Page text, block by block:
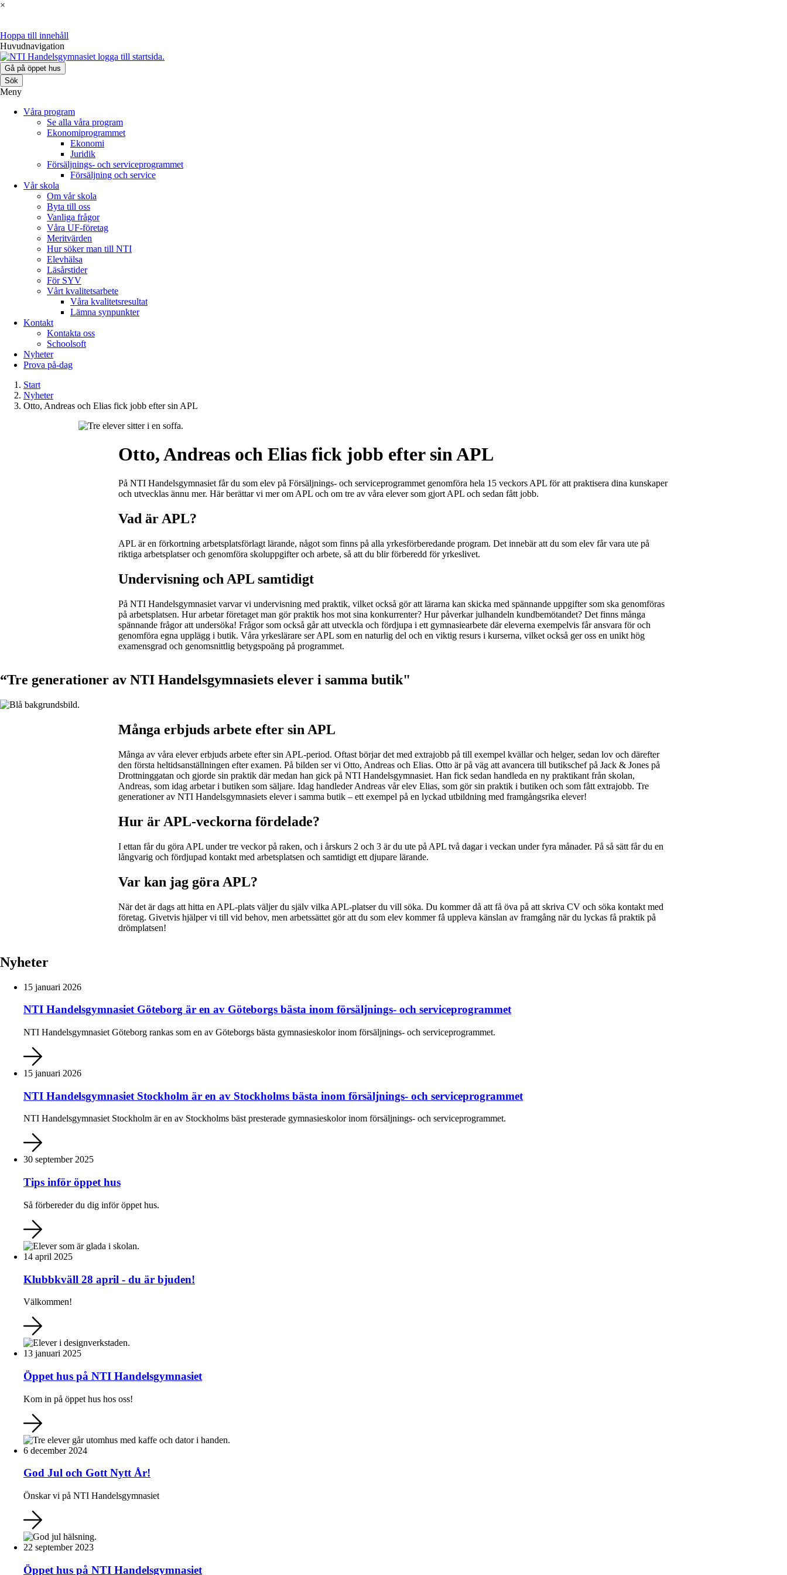
×
Hoppa till innehåll
Huvudnavigation
Gå på öppet hus
Sök
Meny
Våra program
Se alla våra program
Ekonomiprogrammet
Ekonomi
Juridik
Försäljnings- och serviceprogrammet
Försäljning och service
Vår skola
Om vår skola
Byta till oss
Vanliga frågor
Våra UF-företag
Meritvärden
Hur söker man till NTI
Elevhälsa
Läsårstider
För SYV
Vårt kvalitetsarbete
Våra kvalitetsresultat
Lämna synpunkter
Kontakt
Kontakta oss
Schoolsoft
Nyheter
Prova på-dag
Start
Nyheter
Otto, Andreas och Elias fick jobb efter sin APL
Otto, Andreas och Elias fick jobb efter sin APL
På NTI Handelsgymnasiet får du som elev på Försäljnings- och serviceprogrammet genomföra hela 15 veckors APL för att praktisera dina kunskaper
och utvecklas ännu mer. Här berättar vi mer om APL och om tre av våra elever som gjort APL och sedan fått jobb.
Vad är APL?
APL är en förkortning arbetsplatsförlagt lärande, något som finns på alla yrkesförberedande program. Det innebär att du som elev får vara ute på
riktiga arbetsplatser och genomföra skoluppgifter och arbete, så att du blir förberedd för yrkeslivet.
Undervisning och APL samtidigt
På NTI Handelsgymnasiet varvar vi undervisning med praktik, vilket också gör att lärarna kan skicka med spännande uppgifter som ska genomföras
på arbetsplatsen. Hur arbetar företaget man gör praktik hos mot sina konkurrenter? Hur påverkar julhandeln kundbemötandet? Det finns många
spännande frågor att undersöka! Frågor som också går att utveckla och fördjupa i ett gymnasiearbete där eleverna exempelvis får ansvara för och
genomföra egna upplägg i butik. Våra yrkeslärare ser APL som en naturlig del och en viktig resurs i kurserna, vilket också ger oss en unikt hög
examensgrad och genomsnittlig betygspoäng på programmet.
“Tre generationer av NTI Handelsgymnasiets elever i samma butik"
Många erbjuds arbete efter sin APL
Många av våra elever erbjuds arbete efter sin APL-period. Oftast börjar det med extrajobb på till exempel kvällar och helger, sedan lov och därefter
den första heltidsanställningen efter examen. På bilden ser vi Otto, Andreas och Elias. Otto är på väg att avancera till butikschef på Jack & Jones på
Drottninggatan och gjorde sin praktik där medan han gick på NTI Handelsgymnasiet. Han fick sedan handleda en ny praktikant från skolan,
Andreas, som idag arbetar i butiken som säljare. Idag handleder Andreas vår elev Elias, som gör sin praktik i butiken och som fått extrajobb. Tre
generationer av NTI Handelsgymnasiets elever i samma butik – ett exempel på en lyckad utbildning med framgångsrika elever!
Hur är APL-veckorna fördelade?
I ettan får du göra APL under tre veckor på raken, och i årskurs 2 och 3 är du ute på APL två dagar i veckan under fyra månader. På så sätt får du en
långvarig och fördjupad kontakt med arbetsplatsen och samtidigt ett djupare lärande.
Var kan jag göra APL?
När det är dags att hitta en APL-plats väljer du själv vilka APL-platser du vill söka. Du kommer då att få öva på att skriva CV och söka kontakt med
företag. Givetvis hjälper vi till vid behov, men arbetssättet gör att du som elev kommer få uppleva känslan av framgång när du lyckas få praktik på
drömplatsen!
Nyheter
15 januari 2026
NTI Handelsgymnasiet Göteborg är en av Göteborgs bästa inom försäljnings- och serviceprogrammet
NTI Handelsgymnasiet Göteborg rankas som en av Göteborgs bästa gymnasieskolor inom försäljnings- och serviceprogrammet.
15 januari 2026
NTI Handelsgymnasiet Stockholm är en av Stockholms bästa inom försäljnings- och serviceprogrammet
NTI Handelsgymnasiet Stockholm är en av Stockholms bäst presterade gymnasieskolor inom försäljnings- och serviceprogrammet.
30 september 2025
Tips inför öppet hus
Så förbereder du dig inför öppet hus.
14 april 2025
Klubbkväll 28 april - du är bjuden!
Välkommen!
13 januari 2025
Öppet hus på NTI Handelsgymnasiet
Kom in på öppet hus hos oss!
6 december 2024
God Jul och Gott Nytt År!
Önskar vi på NTI Handelsgymnasiet
22 september 2023
Öppet hus på NTI Handelsgymnasiet